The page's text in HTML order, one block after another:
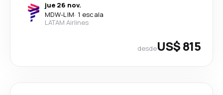
jue 26 nov.
MDW-LIM· 1 escala
LATAM Airlines
desdeUS$ 815